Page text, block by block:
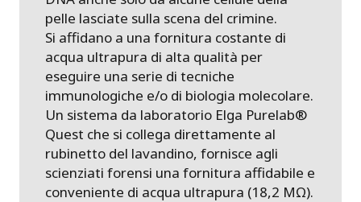
pelle lasciate sulla scena del crimine.
Si affidano a una fornitura costante di
acqua ultrapura di alta qualità per
eseguire una serie di tecniche
immunologiche e/o di biologia molecolare.
Un sistema da laboratorio Elga Purelab®
Quest che si collega direttamente al
rubinetto del lavandino, fornisce agli
scienziati forensi una fornitura affidabile e
conveniente di acqua ultrapura (18,2 MΩ).